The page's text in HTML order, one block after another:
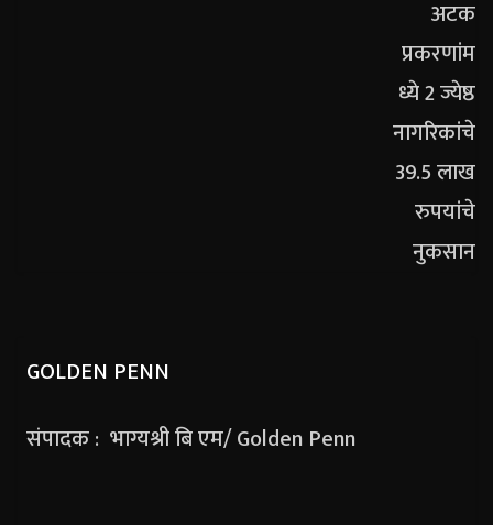
GOLDEN PENN
संपादक : भाग्यश्री बि एम/ Golden Penn